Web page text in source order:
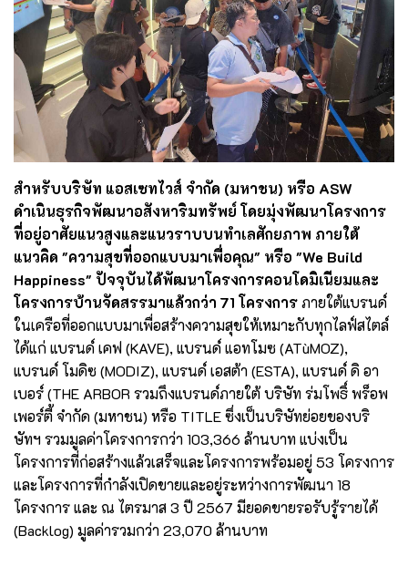
สำหรับบริษัท แอสเซทไวส์ จำกัด (มหาชน) หรือ ASW
ดำเนินธุรกิจพัฒนาอสังหาริมทรัพย์ โดยมุ่งพัฒนาโครงการ
ที่อยู่อาศัยแนวสูงและแนวราบบนทำเลศักยภาพ ภายใต้
แนวคิด "ความสุขที่ออกแบบมาเพื่อคุณ" หรือ "We Build
Happiness" ปัจจุบันได้พัฒนาโครงการคอนโดมิเนียมและ
โครงการบ้านจัดสรรมาแล้วกว่า 71 โครงการภายใต้แบรนด์
ในเครือที่ออกแบบมาเพื่อสร้างความสุขให้เหมาะกับทุกไลฟ์สไตล์
ได้แก่ แบรนด์ เคฟ (KAVE), แบรนด์ แอทโมซ (ATùMOZ),
แบรนด์ โมดิซ (MODIZ), แบรนด์ เอสต้า (ESTA), แบรนด์ ดิ อา
เบอร์ (THE ARBOR รวมถึงแบรนด์ภายใต้ บริษัท ร่มโพธิ์ พร็อพ
เพอร์ตี้ จำกัด (มหาชน) หรือ TITLE ซึ่งเป็นบริษัทย่อยของบริ
ษัทฯ รวมมูลค่าโครงการกว่า 103,366 ล้านบาท แบ่งเป็น
โครงการที่ก่อสร้างแล้วเสร็จและโครงการพร้อมอยู่ 53 โครงการ
และโครงการที่กำลังเปิดขายและอยู่ระหว่างการพัฒนา 18
โครงการ และ ณ ไตรมาส 3 ปี 2567 มียอดขายรอรับรู้รายได้
(Backlog) มูลค่ารวมกว่า 23,070 ล้านบาท